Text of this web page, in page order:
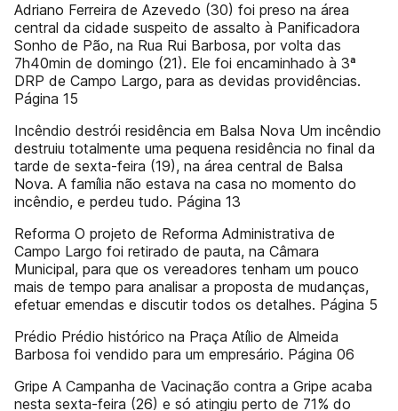
Adriano Ferreira de Azevedo (30) foi preso na área
central da cidade suspeito de assalto à Panificadora
Sonho de Pão, na Rua Rui Barbosa, por volta das
7h40min de domingo (21). Ele foi encaminhado à 3ª
DRP de Campo Largo, para as devidas providências.
Página 15
Incêndio destrói residência em Balsa Nova Um incêndio
destruiu totalmente uma pequena residência no final da
tarde de sexta-feira (19), na área central de Balsa
Nova. A família não estava na casa no momento do
incêndio, e perdeu tudo. Página 13
Reforma O projeto de Reforma Administrativa de
Campo Largo foi retirado de pauta, na Câmara
Municipal, para que os vereadores tenham um pouco
mais de tempo para analisar a proposta de mudanças,
efetuar emendas e discutir todos os detalhes. Página 5
Prédio Prédio histórico na Praça Atílio de Almeida
Barbosa foi vendido para um empresário. Página 06
Gripe A Campanha de Vacinação contra a Gripe acaba
nesta sexta-feira (26) e só atingiu perto de 71% do